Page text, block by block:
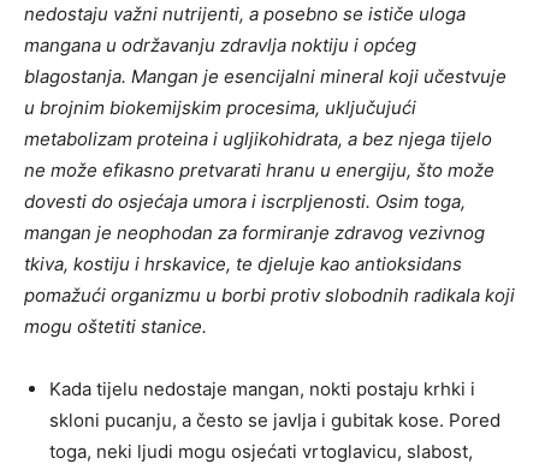
nedostaju važni nutrijenti, a posebno se ističe uloga
mangana u održavanju zdravlja noktiju i općeg
blagostanja. Mangan je esencijalni mineral koji učestvuje
u brojnim biokemijskim procesima, uključujući
metabolizam proteina i ugljikohidrata, a bez njega tijelo
ne može efikasno pretvarati hranu u energiju, što može
dovesti do osjećaja umora i iscrpljenosti. Osim toga,
mangan je neophodan za formiranje zdravog vezivnog
tkiva, kostiju i hrskavice, te djeluje kao antioksidans
pomažući organizmu u borbi protiv slobodnih radikala koji
mogu oštetiti stanice.
Kada tijelu nedostaje mangan, nokti postaju krhki i
skloni pucanju, a često se javlja i gubitak kose. Pored
toga, neki ljudi mogu osjećati vrtoglavicu, slabost,